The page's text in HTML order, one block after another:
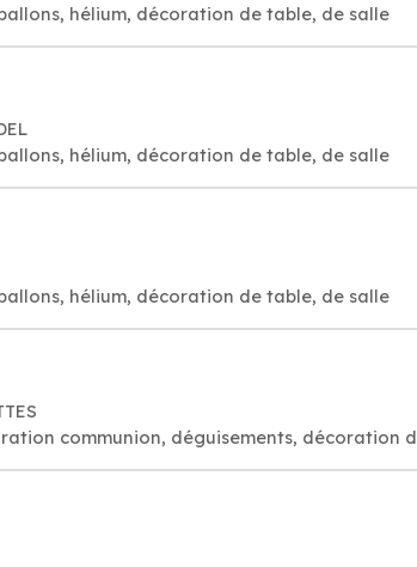
hélium, décoration de table, de salle
hélium, décoration de table, de salle
hélium, décoration de table, de salle
communion, déguisements, décoration d